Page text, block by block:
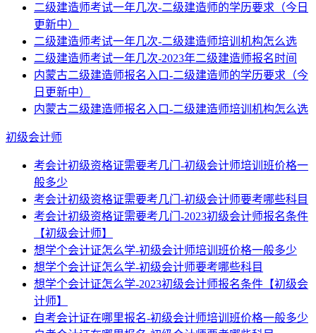
二级建造师考试一年几次-二级建造师的学历要求（今日
更新中）
二级建造师考试一年几次-二级建造师培训机构怎么选
二级建造师考试一年几次-2023年二级建造师报名时间
内蒙古二级建造师报名入口-二级建造师的学历要求（今
日更新中）
内蒙古二级建造师报名入口-二级建造师培训机构怎么选
初级会计师
考会计初级资格证需要考几门-初级会计师培训班价格一
般多少
考会计初级资格证需要考几门-初级会计师要考哪些科目
考会计初级资格证需要考几门-2023初级会计师报名条件
【初级会计师】
想学个会计证怎么学-初级会计师培训班价格一般多少
想学个会计证怎么学-初级会计师要考哪些科目
想学个会计证怎么学-2023初级会计师报名条件【初级会
计师】
自考会计证在哪里报名-初级会计师培训班价格一般多少